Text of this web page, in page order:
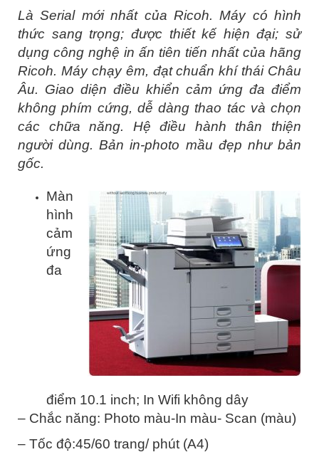
Là Serial mới nhất của Ricoh. Máy có hình
thức sang trọng; được thiết kế hiện đại; sử
dụng công nghệ in ấn tiên tiến nhất của hãng
Ricoh. Máy chạy êm, đạt chuẩn khí thái Châu
Âu. Giao diện điều khiển cảm ứng đa điểm
không phím cứng, dễ dàng thao tác và chọn
các chữa năng. Hệ điều hành thân thiện
người dùng. Bản in-photo mầu đẹp như bản
gốc.
Màn
hình
cảm
ứng
đa
điểm 10.1 inch; In Wifi không dây
– Chắc năng: Photo màu-In màu- Scan (màu)
– Tốc độ:45/60 trang/ phút (A4)